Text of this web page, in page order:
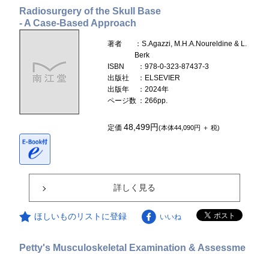
Radiosurgery of the Skull Base
- A Case-Based Approach
著者
：S.Agazzi, M.H.A.Noureldine & L.
Berk
ISBN
：978-0-323-87437-3
出版社
：ELSEVIER
出版年
：2024年
ページ数 ：266pp.
定価48,499円(本体44,090円 ＋ 税)
詳しく見る
ほしいものリストに登録 いいね
Petty's Musculoskeletal Examination & Assessme